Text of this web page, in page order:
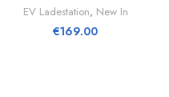
EV Ladestation, New In
€169.00